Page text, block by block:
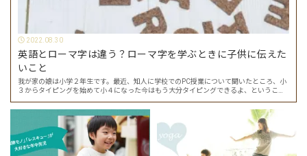
2022.08.30
英語とローマ字は違う？ローマ字を学ぶときに子供に伝えた
いこと
我が家の娘は小学２年生です。最近、知人に学校でのPC授業について聞いたところ、小
３からタイピングを始めて小４になった今はもう大分タイピングできるよ、ということ
で…